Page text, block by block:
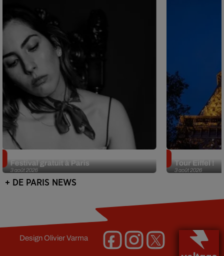
3 août 2026
Festival gratuit à Paris
3 août 2026
Tour Eiffel !
+ DE PARIS NEWS
DesignOlivier Varma